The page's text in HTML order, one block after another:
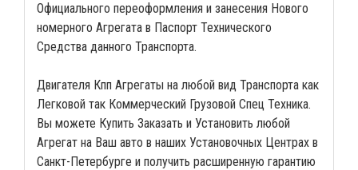
Официального переоформления и занесения Нового
номерного Агрегата в Паспорт Технического
Средства данного Транспорта.
Двигателя Кпп Агрегаты на любой вид Транспорта как
Легковой так Коммерческий Грузовой Спец Техника.
Вы можете Купить Заказать и Установить любой
Агрегат на Ваш авто в наших Установочных Центрах в
Санкт-Петербурге и получить расширенную гарантию